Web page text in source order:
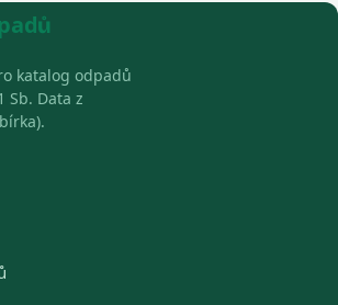
katalog odpadů
Sb. Data z